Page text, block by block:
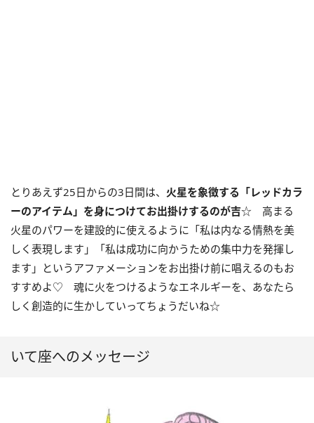
とりあえず25日からの3日間は、 火星を象徴する「レッドカラ
ーのアイテム」を身につけてお出掛けするのが吉☆ 高まる
火星のパワーを建設的に使えるように「私は内なる情熱を美
しく表現します」「私は成功に向かうための集中力を発揮し
ます」というアファメーションをお出掛け前に唱えるのもお
すすめよ♡ 魂に火をつけるようなエネルギーを、あなたら
しく創造的に生かしていってちょうだいね☆
いて座へのメッセージ